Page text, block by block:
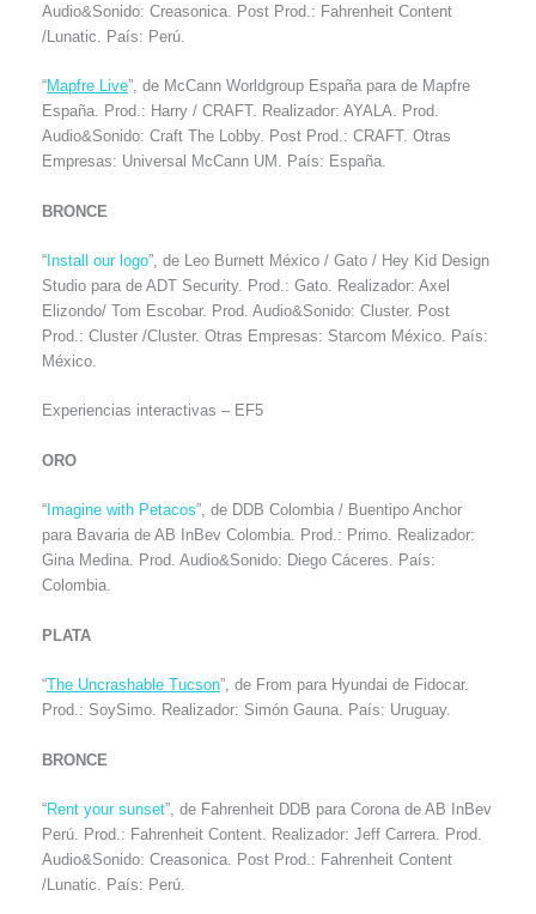
Audio&Sonido: Creasonica. Post Prod.: Fahrenheit Content
/Lunatic. País: Perú.
“Mapfre Live”, de McCann Worldgroup España para de Mapfre
España. Prod.: Harry / CRAFT. Realizador: AYALA. Prod.
Audio&Sonido: Craft The Lobby. Post Prod.: CRAFT. Otras
Empresas: Universal McCann UM. País: España.
BRONCE
“ Install our logo”, de Leo Burnett México / Gato / Hey Kid Design
Studio para de ADT Security. Prod.: Gato. Realizador: Axel
Elizondo/ Tom Escobar. Prod. Audio&Sonido: Cluster. Post
Prod.: Cluster /Cluster. Otras Empresas: Starcom México. País:
México.
Experiencias interactivas – EF5
ORO
“ Imagine with Petacos”, de DDB Colombia / Buentipo Anchor
para Bavaria de AB InBev Colombia. Prod.: Primo. Realizador:
Gina Medina. Prod. Audio&Sonido: Diego Cáceres. País:
Colombia.
PLATA
“The Uncrashable Tucson”, de From para Hyundai de Fidocar.
Prod.: SoySimo. Realizador: Simón Gauna. País: Uruguay.
BRONCE
“Rent your sunset”, de Fahrenheit DDB para Corona de AB InBev
Perú. Prod.: Fahrenheit Content. Realizador: Jeff Carrera. Prod.
Audio&Sonido: Creasonica. Post Prod.: Fahrenheit Content
/Lunatic. País: Perú.